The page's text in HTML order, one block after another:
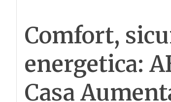
Comfort,
energetica:
Casa